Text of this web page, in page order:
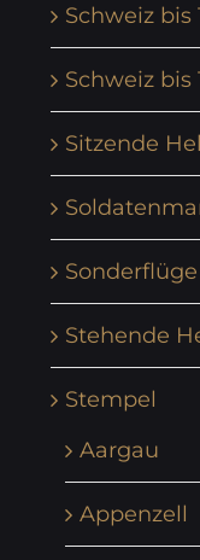
Schweiz bis
Schweiz bis
Sitzende
Sonderflüge
Stehende
Stempel
Aargau
Appenzell